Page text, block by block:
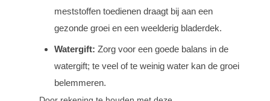
meststoffen toedienen draagt bij aan een
gezonde groei en een weelderig bladerdek.
Watergift: Zorg voor een goede balans in de
watergift; te veel of te weinig water kan de groei
belemmeren.